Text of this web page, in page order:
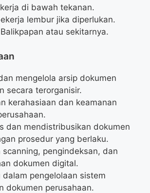
di bawah tekanan.
lembur jika diperlukan.
atau sekitarnya.
mengelola arsip dokumen
secara terorganisir.
kerahasiaan dan keamanan
dan mendistribusikan dokumen
prosedur yang berlaku.
scanning, pengindeksan, dan
dokumen digital.
dalam pengelolaan sistem
dokumen perusahaan.